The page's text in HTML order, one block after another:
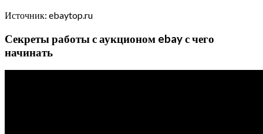
Источник: ebaytop.ru
Секреты работы с аукционом ebay с чего
начинать